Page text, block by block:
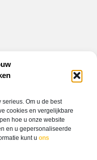
Om u de best
cookies en vergelijkbare
hoe u onze website
en u gepersonaliseerde
kunt u ons